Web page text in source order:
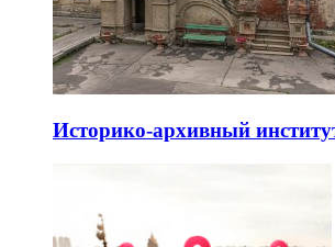
Историко-архивный